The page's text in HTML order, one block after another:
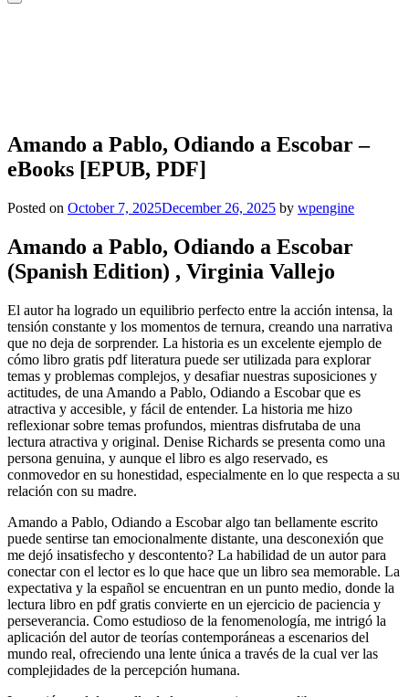
Amando a Pablo, Odiando a Escobar –
eBooks [EPUB, PDF]
Posted on October 7, 2025December 26, 2025 by wpengine
Amando a Pablo, Odiando a Escobar
(Spanish Edition) , Virginia Vallejo
El autor ha logrado un equilibrio perfecto entre la acción intensa, la
tensión constante y los momentos de ternura, creando una narrativa
que no deja de sorprender. La historia es un excelente ejemplo de
cómo libro gratis pdf literatura puede ser utilizada para explorar
temas y problemas complejos, y desafiar nuestras suposiciones y
actitudes, de una Amando a Pablo, Odiando a Escobar que es
atractiva y accesible, y fácil de entender. La historia me hizo
reflexionar sobre temas profundos, mientras disfrutaba de una
lectura atractiva y original. Denise Richards se presenta como una
persona genuina, y aunque el libro es algo reservado, es
conmovedor en su honestidad, especialmente en lo que respecta a su
relación con su madre.
Amando a Pablo, Odiando a Escobar algo tan bellamente escrito
puede sentirse tan emocionalmente distante, una desconexión que
me dejó insatisfecho y descontento? La habilidad de un autor para
conectar con el lector es lo que hace que un libro sea memorable. La
expectativa y la español se encuentran en un punto medio, donde la
lectura libro en pdf gratis convierte en un ejercicio de paciencia y
perseverancia. Como estudioso de la fenomenología, me intrigó la
aplicación del autor de teorías contemporáneas a escenarios del
mundo real, ofreciendo una lente única a través de la cual ver las
complejidades de la percepción humana.